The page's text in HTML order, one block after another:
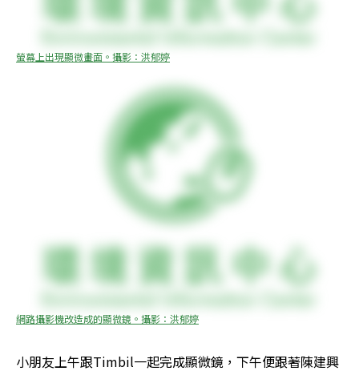
螢幕上出現顯微畫面。攝影：洪郁婷
網路攝影機改造成的顯微鏡。攝影：洪郁婷
小朋友上午跟Timbil一起完成顯微鏡，下午便跟著陳建興